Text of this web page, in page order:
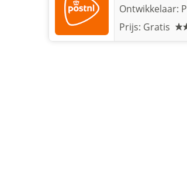
Ontwikkelaar:
Prijs: Gratis